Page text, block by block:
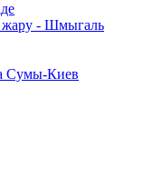
жару - Шмыгаль
Сумы-Киев